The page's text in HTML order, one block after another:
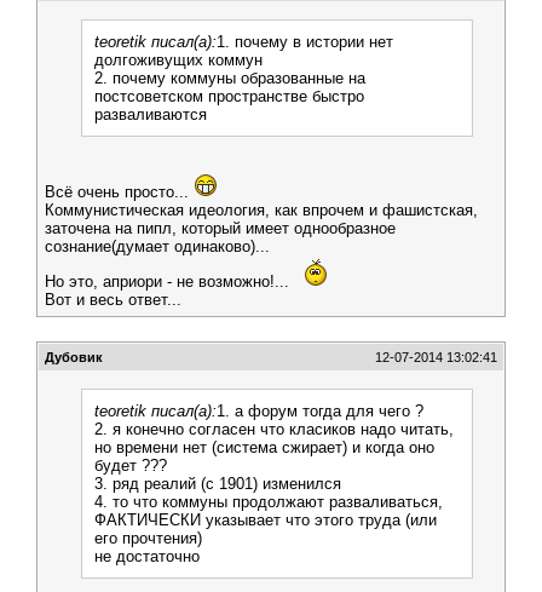
teoretik писал(а):1. почему в истории нет
долгоживущих коммун
2. почему коммуны образованные на
постсоветском пространстве быстро
разваливаются
Всё очень просто...
Коммунистическая идеология, как впрочем и фашистская,
заточена на пипл, который имеет однообразное
сознание(думает одинаково)...
Но это, априори - не возможно!...
Вот и весь ответ...
Дубовик 12-07-2014 13:02:41
teoretik писал(а):1. а форум тогда для чего ?
2. я конечно согласен что класиков надо читать,
но времени нет (система сжирает) и когда оно
будет ???
3. ряд реалий (с 1901) изменился
4. то что коммуны продолжают разваливаться,
ФАКТИЧЕСКИ указывает что этого труда (или
его прочтения)
не достаточно